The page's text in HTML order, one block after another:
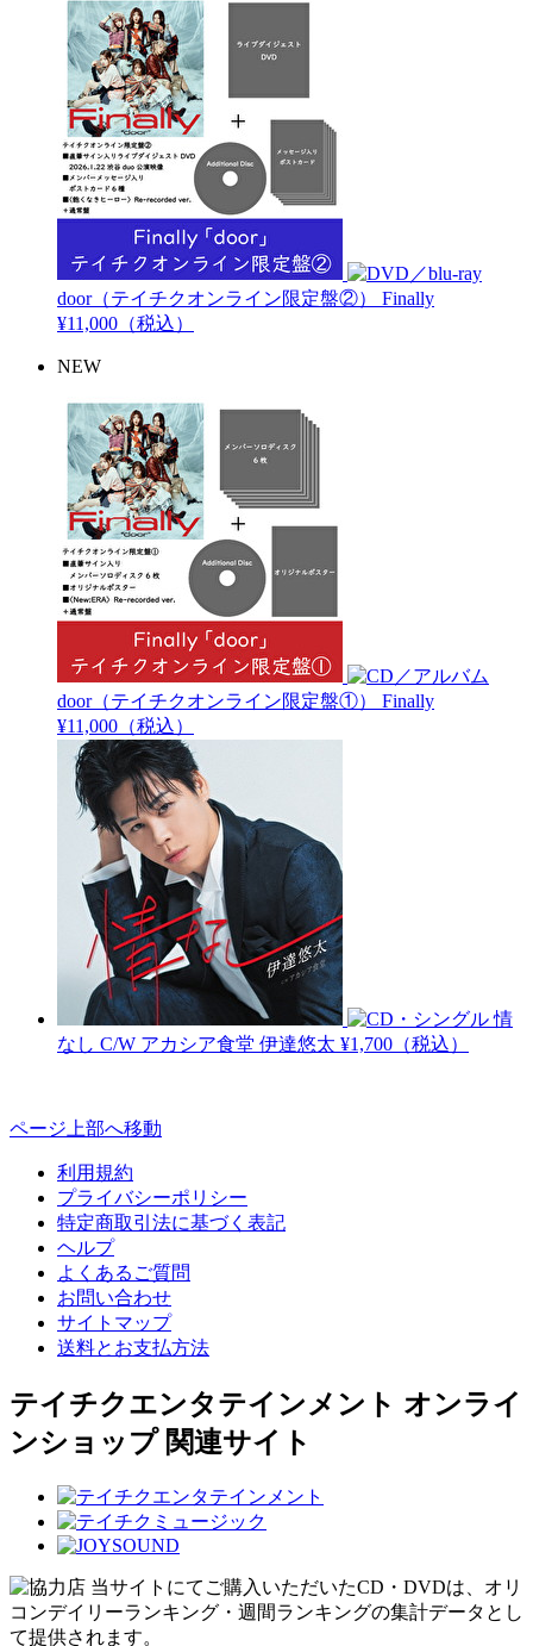
door（テイチクオンライン限定盤②） Finally
¥11,000（税込）
NEW
door（テイチクオンライン限定盤①） Finally
¥11,000（税込）
情
なし C/W アカシア食堂 伊達悠太 ¥1,700（税込）
ページ上部へ移動
利用規約
プライバシーポリシー
特定商取引法に基づく表記
ヘルプ
よくあるご質問
お問い合わせ
サイトマップ
送料とお支払方法
テイチクエンタテインメント オンライ
ンショップ 関連サイト
当サイトにてご購入いただいたCD・DVDは、オリ
コンデイリーランキング・週間ランキングの集計データとし
て提供されます。